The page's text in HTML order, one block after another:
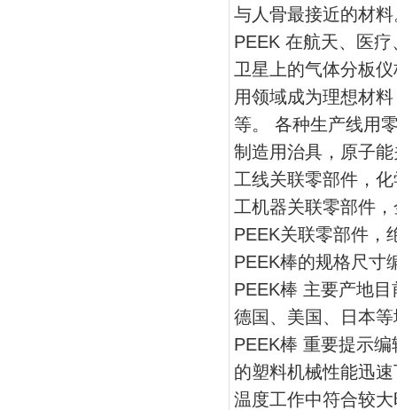
与人骨最接近的材料
PEEK 在航天、医
卫星上的气体分板
用领域成为理想材
等。 各种生产线用
制造用治具，原子
工线关联零部件，
工机器关联零部件
PEEK关联零部件，
PEEK棒的规格尺寸
PEEK棒 主要产地
德国、美国、日本
PEEK棒 重要提示
的塑料机械性能迅
温度工作中符合较